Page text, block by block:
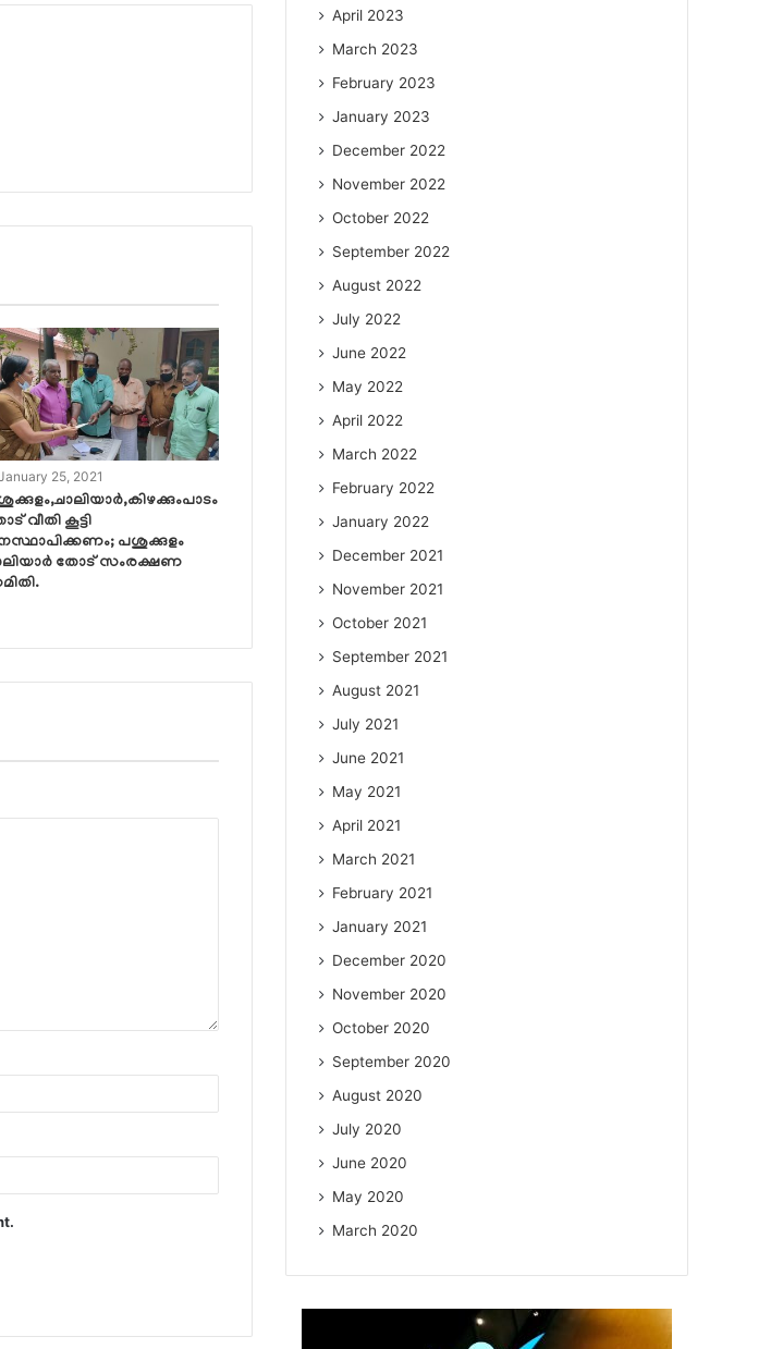
25, 2021
വീതി കൂട്ടി
പശുക്കുളം
തോട് സംരക്ഷണ
April 2023
March 2023
February 2023
January 2023
December 2022
November 2022
October 2022
September 2022
August 2022
July 2022
June 2022
May 2022
April 2022
March 2022
February 2022
January 2022
December 2021
November 2021
October 2021
September 2021
August 2021
July 2021
June 2021
May 2021
April 2021
March 2021
February 2021
January 2021
December 2020
November 2020
October 2020
September 2020
August 2020
July 2020
June 2020
May 2020
March 2020